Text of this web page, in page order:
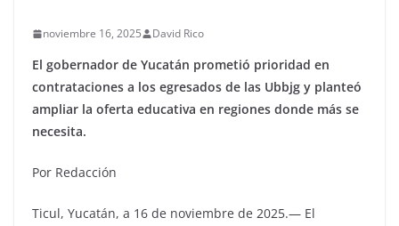
noviembre 16, 2025 David Rico
El gobernador de Yucatán prometió prioridad en
contrataciones a los egresados de las Ubbjg y planteó
ampliar la oferta educativa en regiones donde más se
necesita.
Por Redacción
Ticul, Yucatán, a 16 de noviembre de 2025.— El